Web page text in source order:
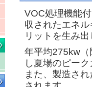
VOC処理機能
収されたエネ
リットを生み
年平均275kw（
し夏場のピー
また、製造さ